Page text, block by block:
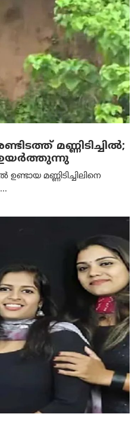
മണ്ണിടിച്ചിൽ;
മണ്ണിടിച്ചിലിനെ